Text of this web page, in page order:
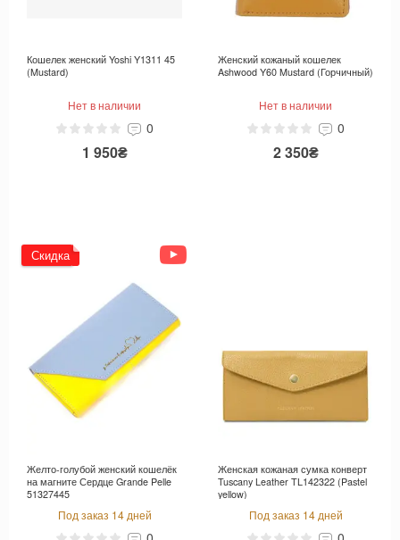
Кошелек женский Yoshi Y1311 45
(Mustard)
Нет в наличии
0
1 950₴
Женский кожаный кошелек
Ashwood Y60 Mustard (Горчичный)
Нет в наличии
0
2 350₴
Скидка
Желто-голубой женский кошелёк
на магните Сердце Grande Pelle
51327445
Под заказ 14 дней
Женская кожаная сумка конверт
Tuscany Leather TL142322 (Pastel
yellow)
Под заказ 14 дней